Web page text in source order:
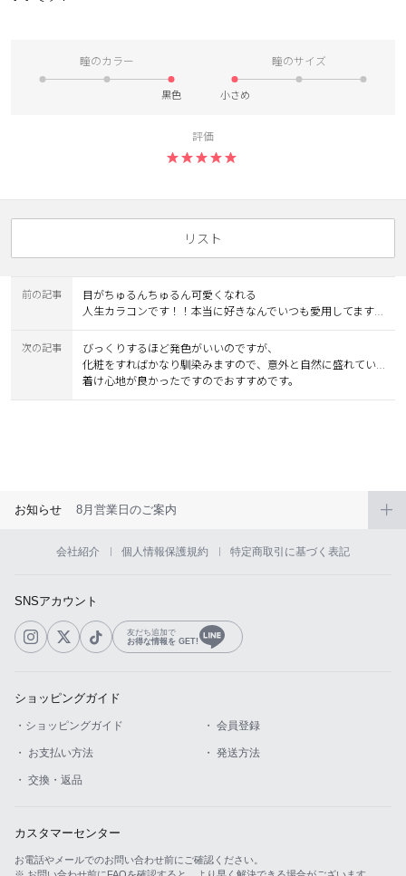
LINE
瞳のカラー
黒色
瞳のサイズ
小さめ
評価
リスト
前の記事
目がちゅるんちゅるん可愛くなれる
人生カラコンです！！本当に好きなんでいつも愛用してます🥹💖
次の記事
びっくりするほど発色がいいのですが、
化粧をすればかなり馴染みますので、意外と自然に盛れていいと思いました。
着け心地が良かったですのでおすすめです。
お知らせ 8月営業日のご案内
会社紹介 個人情報保護規約 特定商取引に基づく表記
SNSアカウント
友だち追加で
お得な情報を GET!
ショッピングガイド
・ショッピングガイド ・ 会員登録
・ お支払い方法 ・ 発送方法
・ 交換・返品
カスタマーセンター
お電話やメールでのお問い合わせ前にご確認ください。